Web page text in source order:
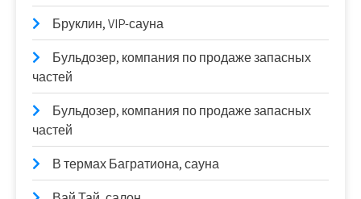
Бруклин, VIP-сауна
Бульдозер, компания по продаже запасных
частей
Бульдозер, компания по продаже запасных
частей
В термах Багратиона, сауна